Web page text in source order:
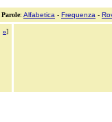
Parole: Alfabetica - Frequenza -
»]